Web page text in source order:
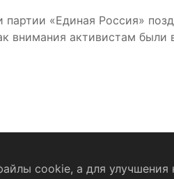
«Единая Россия»
внимания активистам были
cookie, а для улучшения